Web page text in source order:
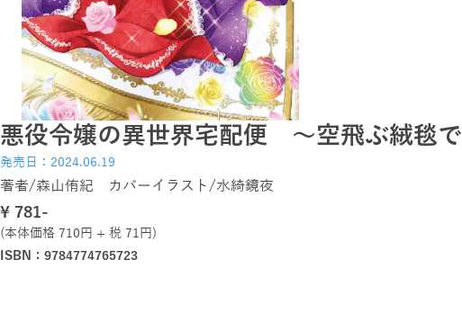
悪役令嬢の異世界宅配便 ～空飛ぶ絨毯
発売日：2024.06.19
著者/森山侑紀 カバーイラスト/水綺鏡夜
\ 781-
(本体価格 710円 + 税 71円)
ISBN：9784774765723